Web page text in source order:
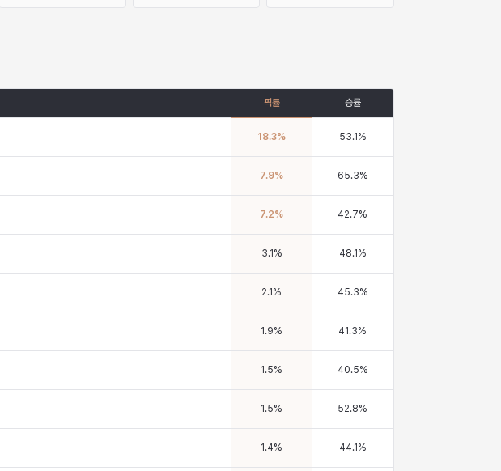
픽률 승률
18.3% 53.1 %
7.9% 65.3%
7.2% 42.7%
3.1 % 48.1 %
2.1 % 45.3%
1.9% 41.3%
1.5% 40.5%
1.5% 52.8%
1.4% 44.1 %